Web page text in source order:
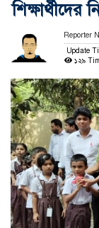
Reporter
Update
১২৯